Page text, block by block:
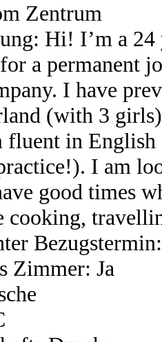
Zentrum
Hi! I’m a
a permanent
I have
(with 3
fluent in English
I am
good times
Zimmer: Ja